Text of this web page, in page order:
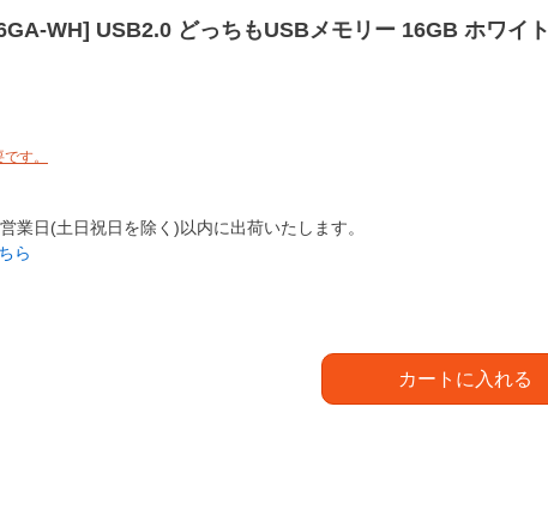
WH] USB2.0 どっちもUSBメモリー 16GB ホワイト
す。
業日(土日祝日を除く)以内に出荷いたします。
ら
カートに入れる